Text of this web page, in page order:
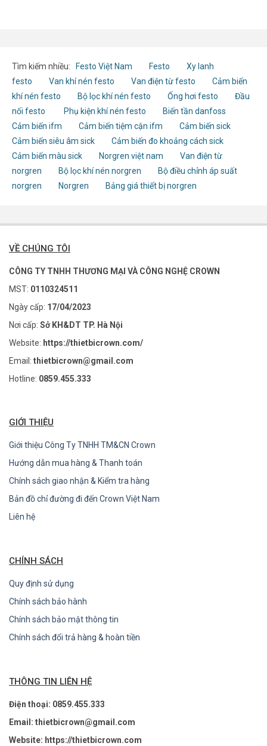
Tìm kiếm nhiều: Festo Việt Nam Festo
Xy lanh
festo
Van khí nén festo Van điện từ festo
Cảm biến
khí nén festo
Bộ lọc khí nén festo Ống hơi festo
Đầu
nối festo
Phụ kiện khí nén festo
Biến tần danfoss
Cảm biến ifm
Cảm biến tiệm cận ifm
Cảm biến sick
Cảm biến siêu âm sick
Cảm biến đo khoảng cách sick
Cảm biến màu sick
Norgren việt nam
Van điện từ
norgren
Bộ lọc khí nén norgren
Bộ điều chỉnh áp suất
norgren
Norgren Bảng giá thiết bị norgren
VỀ CHÚNG TÔI
CÔNG TY TNHH THƯƠNG MẠI VÀ CÔNG NGHỆ CROWN
MST: 0110324511
Ngày cấp: 17/04/2023
Nơi cấp: Sở KH&DT TP. Hà Nội
Website: https://thietbicrown.com/
Email: thietbicrown@gmail.com
Hotline: 0859.455.333
GIỚI THIỆU
Giới thiệu Công Ty TNHH TM&CN Crown
Hướng dẫn mua hàng & Thanh toán
Chính sách giao nhận & Kiểm tra hàng
Bản đồ chỉ đường đi đến Crown Việt Nam
Liên hệ
CHÍNH SÁCH
Quy định sử dụng
Chính sách bảo hành
Chính sách bảo mật thông tin
Chính sách đổi trả hàng & hoàn tiền
THÔNG TIN LIÊN HỆ
Điện thoại: 0859.455.333
Email: thietbicrown@gmail.com
Website: https://thietbicrown.com